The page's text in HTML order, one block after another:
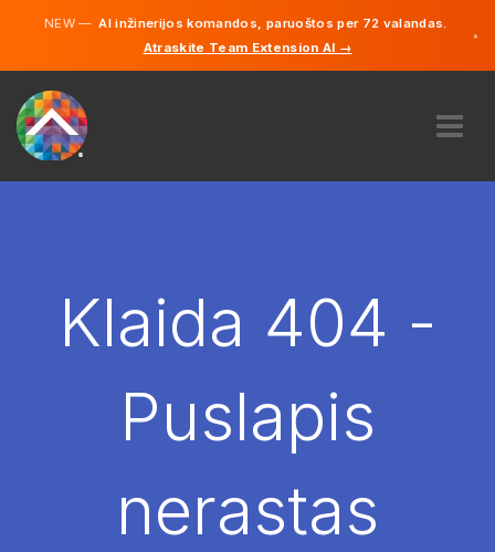
NEW —AI inžinerijos komandos, paruoštos per 72 valandas.
Atraskite Team Extension AI →
×
SAMDYTI
Anglų
Klaida 404 -
Puslapis
nerastas